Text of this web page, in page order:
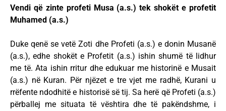
Vendi që zinte profeti Musa (a.s.) tek shokët e profetit
Muhamed (a.s.)
Duke qenë se vetë Zoti dhe Profeti (a.s.) e donin Musanë
(a.s.), edhe shokët e Profetit (a.s.) ishin shumë të lidhur
me të. Ata ishin rritur dhe edukuar me historinë e Musait
(a.s.) në Kuran. Për njëzet e tre vjet me radhë, Kurani u
rrëfente ndodhitë e historisë së tij. Sa herë që Profeti (a.s.)
përballej me situata të vështira dhe të pakëndshme, i